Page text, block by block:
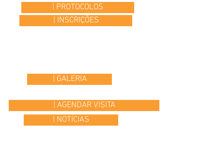
| PROTOCOLOS
| INSCRIÇÕES
| GALERIA
| AGENDAR VISITA
| NOTÍCIAS